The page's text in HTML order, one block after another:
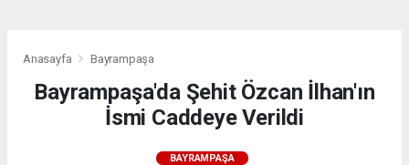
Anasayfa Bayrampaşa
Bayrampaşa'da Şehit Özcan İlhan'ın
İsmi Caddeye Verildi
BAYRAMPAŞA